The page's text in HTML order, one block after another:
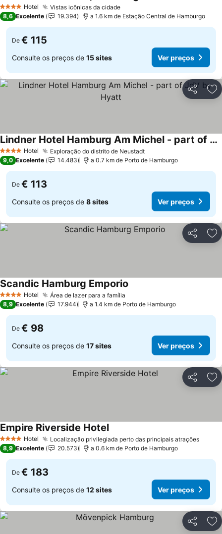
4 EstrelasHotel Vistas icônicas da cidadeVer preços
8,6 Excelente 19.394 a 1.6 km de Estação Central de Hamburgo
De € 115
Consulte os preços de 15 sites Ver preços
Partilhar
4 EstrelasHotel Exploração do distrito de NeustadtVer preços
Lindner Hotel Hamburg Am Michel - part of JdV by Hyatt
Ver preços
9,0 Excelente 14.483 a 0.7 km de Porto de Hamburgo
De € 113
Consulte os preços de 8 sites Ver preços
Partilhar
4 EstrelasHotel Área de lazer para a família
Scandic Hamburg Emporio
8,9 Excelente 17.944 a 1.4 km de Porto de Hamburgo
De € 98
Consulte os preços de 17 sites Ver preços
Partilhar
4 EstrelasHotel Localização privilegiada perto das principais atraçõesVer
Empire Riverside HotelVer preços
8,9 Excelente 20.573 a 0.6 km de Porto de Hamburgo
De € 183
Consulte os preços de 12 sites Ver preços
Partilhar